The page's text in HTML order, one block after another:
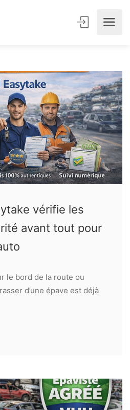
vérifie les
avant tout pour
le bord de la route ou
d’une épave est déjà